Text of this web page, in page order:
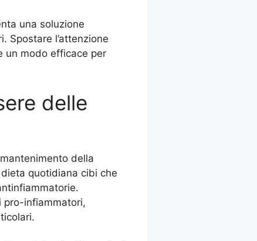
una soluzione
Spostare l’attenzione
un modo efficace per
delle
della
quotidiana cibi che
pro-infiammatori,